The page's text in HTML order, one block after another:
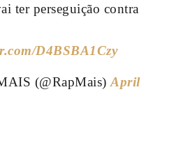
ter perseguição contra
D4BSBA1Czy
(@RapMais) April